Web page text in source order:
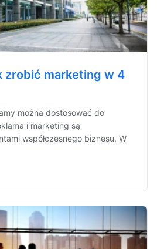
zrobić marketing w 4
można dostosować do
i marketing są
współczesnego biznesu. W